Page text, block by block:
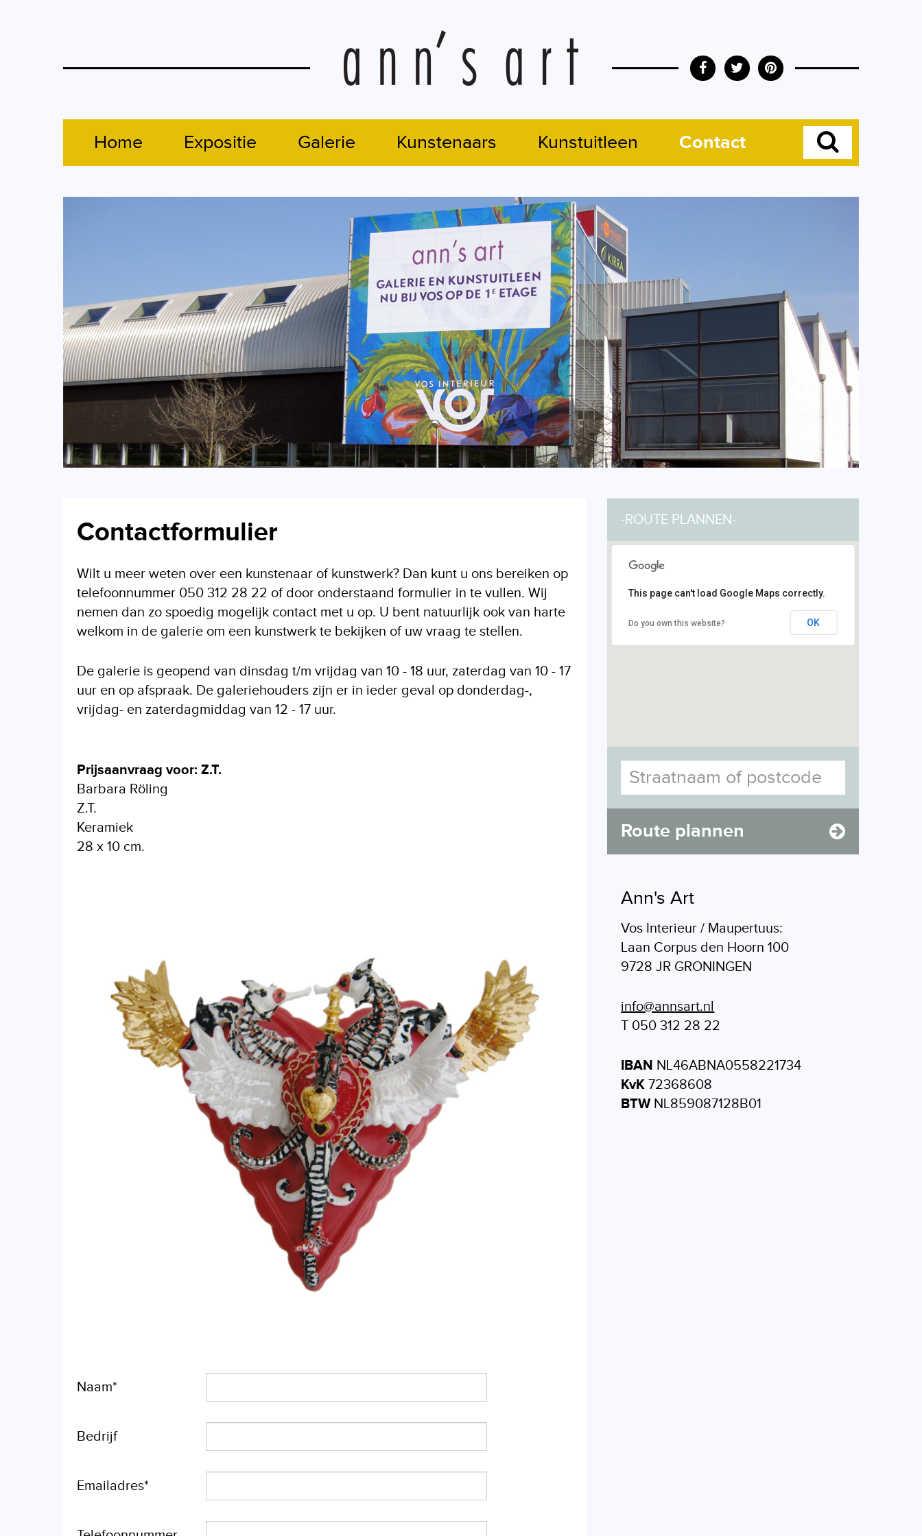
Home Expositie Galerie Kunstenaars Kunstuitleen Contact
Contactformulier
Wilt u meer weten over een kunstenaar of kunstwerk? Dan kunt u ons bereiken op
telefoonnummer 050 312 28 22 of door onderstaand formulier in te vullen. Wij
nemen dan zo spoedig mogelijk contact met u op. U bent natuurlijk ook van harte
welkom in de galerie om een kunstwerk te bekijken of uw vraag te stellen.
De galerie is geopend van dinsdag t/m vrijdag van 10 - 18 uur, zaterdag van 10 - 17
uur en op afspraak. De galeriehouders zijn er in ieder geval op donderdag-,
vrijdag- en zaterdagmiddag van 12 - 17 uur.
Prijsaanvraag voor: Z.T.
Barbara Röling
Z.T.
Keramiek
28 x 10 cm.
Naam*
Bedrijf
Emailadres*
-ROUTE PLANNEN-
This page can't load Google Maps correctly.
Do you own this website? OK
Route plannen
Ann's Art
Vos Interieur / Maupertuus:
Laan Corpus den Hoorn 100
9728 JR GRONINGEN
info@annsart.nl
T 050 312 28 22
IBAN NL46ABNA0558221734
KvK 72368608
BTWNL859087128B01